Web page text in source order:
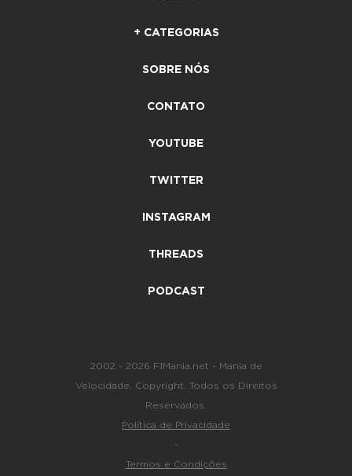
+ CATEGORIAS
SOBRE NÓS
CONTATO
YOUTUBE
TWITTER
INSTAGRAM
THREADS
PODCAST
2002 - 2026 F1Mania.net - Mania de
Velocidade. Copyright. Todos os Direitos
Reservados.
Política de Privacidade
-
Termos e Condições